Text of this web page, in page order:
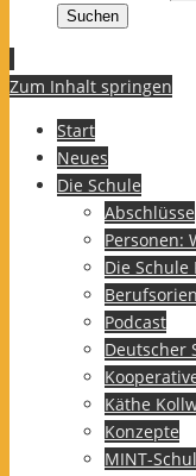
Suchen
Zum Inhalt springen
Start
Neues
Die Schule
Abschlüsse
Personen:
Die
Podcast
Deutscher
Käthe
Konzepte
MINT-